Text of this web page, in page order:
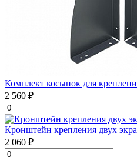
Комплект косынок для
2 560 ₽
Кронштейн крепления двух
2 060 ₽